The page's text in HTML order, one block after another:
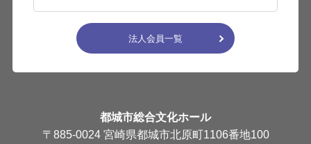
法人会員一覧
都城市総合文化ホール
〒885-0024 宮崎県都城市北原町1106番地100